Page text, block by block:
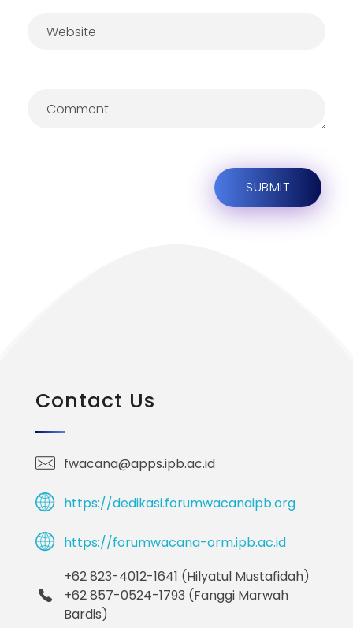
Contact Us
fwacana@apps.ipb.ac.id
https://dedikasi.forumwacanaipb.org
https://forumwacana-orm.ipb.ac.id
+62 823-4012-1641 (Hilyatul Mustafidah)
+62 857-0524-1793 (Fanggi Marwah
Bardis)